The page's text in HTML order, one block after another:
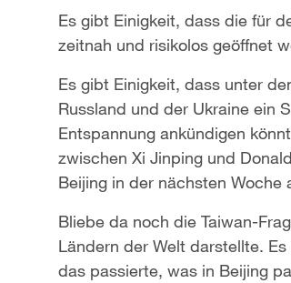
Es gibt Einigkeit, dass die für
zeitnah und risikolos geöffnet
Es gibt Einigkeit, dass unter
Russland und der Ukraine ein
Entspannung ankündigen
zwischen Xi Jinping und
Beijing in der nächsten Woche
Bliebe da noch die Taiwan-
Ländern der Welt darstellte.
das passierte, was in Beijing